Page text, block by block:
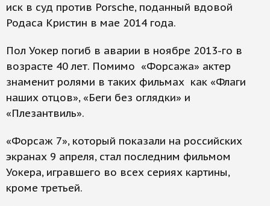
иск в суд против Porsche, поданный вдовой
Родаса Кристин в мае 2014 года.
Пол Уокер погиб в аварии в ноябре 2013-го в
возрасте 40 лет. Помимо «Форсажа» актер
знаменит ролями в таких фильмах как «Флаги
наших отцов», «Беги без оглядки» и
«Плезантвиль».
«Форсаж 7», который показали на российских
экранах 9 апреля, стал последним фильмом
Уокера, игравшего во всех сериях картины,
кроме третьей.